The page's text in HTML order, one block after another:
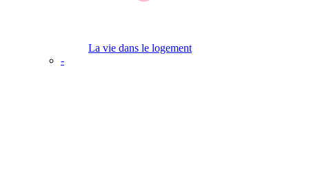
La vie dans le logement
-